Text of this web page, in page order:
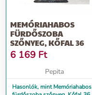
MEMÓRIAHABOS
FÜRDŐSZOBA
SZŐNYEG, KŐFAL 36
6 169 Ft
Pepita
Hasonlók, mint Memóriahabos